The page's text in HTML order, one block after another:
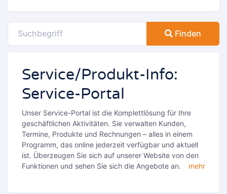
Finden
Service/Produkt-Info:
Service-Portal
Unser Service-Portal ist die Komplettlösung für Ihre
geschäftlichen Aktivitäten. Sie verwalten Kunden,
Termine, Produkte und Rechnungen – alles in einem
Programm, das online jederzeit verfügbar und aktuell
ist. Überzeugen Sie sich auf unserer Website von den
Funktionen und sehen Sie sich die Angebote an.
mehr